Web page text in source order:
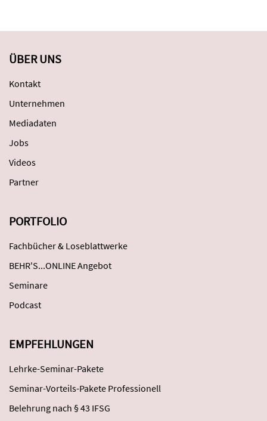
ÜBER UNS
Kontakt
Unternehmen
Mediadaten
Jobs
Videos
Partner
PORTFOLIO
Fachbücher & Loseblattwerke
BEHR'S...ONLINE Angebot
Seminare
Podcast
EMPFEHLUNGEN
Lehrke-Seminar-Pakete
Seminar-Vorteils-Pakete Professionell
Belehrung nach § 43 IFSG